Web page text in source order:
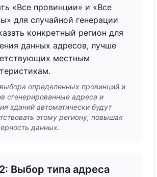
«Все провинции» и «Все
для случайной генерации
конкретный регион для
данных адресов, лучше
местным
определенных провинций и
сгенерированные адреса и
зданий автоматически будут
этому региону, повышая
данных.
Выбор типа адреса